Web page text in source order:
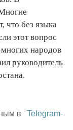
что без языка
этот вопрос
многих народов
руководитель
в
Telegram-